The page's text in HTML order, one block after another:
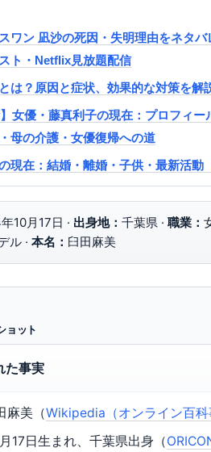
ワン 凪沙の死因・失明理由をネタ
ト・Netflix見放題配信
は？原因と症状、効果的な対策を解
】女優・藤真利子の現在：プロフィ
母の介護・女優復帰への道
現在：結婚・離婚・子供・最新活動
10月17日 · 出身地： 千葉県 · 職業：
ル · 本名： 臼田麻美
ョット
た事実
麻美（Wikipedia（オンライン百
17日生まれ、千葉県出身（